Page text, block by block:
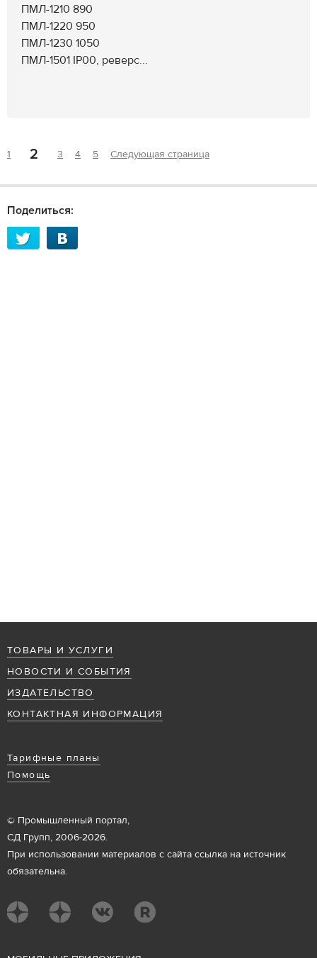
ПМЛ-1210 890
ПМЛ-1220 950
ПМЛ-1230 1050
ПМЛ-1501 IP00, реверс...
1 2 3 4 5 Следующая страница
Поделиться:
ТОВАРЫ И УСЛУГИ
НОВОСТИ И СОБЫТИЯ
ИЗДАТЕЛЬСТВО
КОНТАКТНАЯ ИНФОРМАЦИЯ
Тарифные планы
Помощь
© Промышленный портал,
СД Групп, 2006-2026.
При использовании материалов с сайта ссылка на источник
обязательна.